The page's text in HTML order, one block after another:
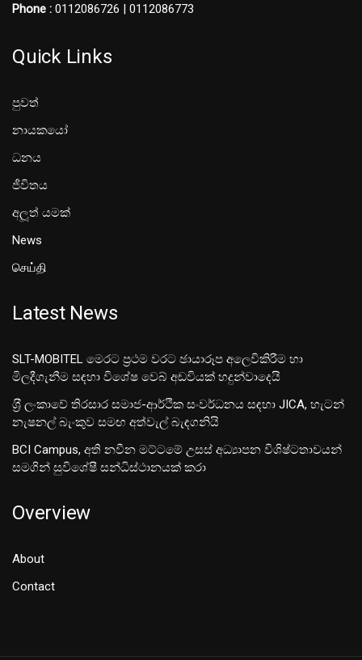
Phone : 0112086726 | 0112086773
Quick Links
පුවත්
නායකයෝ
ධනය
ජීවිතය
අලූත් යමක්
News
செய்தி
Latest News
SLT-MOBITEL මෙරට ප්‍රථම වරට ඡායාරූප අලෙවිකිරීම හා
මිලදීගැනීම සඳහා විශේෂ වෙබ් අඩවියක් හදුන්වාදෙයි
ශ‍්‍රී ලංකාවේ තිරසාර සමාජ-ආර්ථික සංවර්ධනය සඳහා JICA, හැටන්
නැෂනල් බැංකුව සමඟ අත්වැල් බැඳගනියි
BCI Campus, අති නවීන මට්ටමේ උසස් අධ්‍යාපන විශිෂ්ටතාවයන්
සමගින් සුවිශේෂී සන්ධිස්ථානයක් කරා
Overview
About
Contact